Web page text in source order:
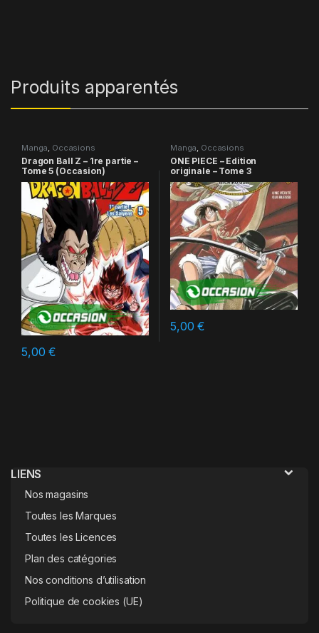
Produits apparentés
Manga, Occasions
Dragon Ball Z – 1re partie –
Tome 5 (Occasion)
5,00€
Manga, Occasions
ONE PIECE – Edition
originale – Tome 3
5,00€
LIENS
Nos magasins
Toutes les Marques
Toutes les Licences
Plan des catégories
Nos conditions d’utilisation
Politique de cookies (UE)